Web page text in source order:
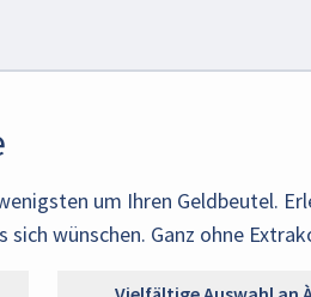
um Ihren Geldbeutel.
wünschen. Ganz ohne